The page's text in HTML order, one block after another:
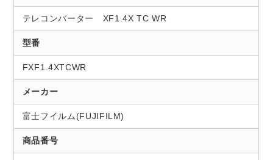
テレコンバーター XF1.4X TC WR
型番
FXF1.4XTCWR
メーカー
富士フイルム(FUJIFILM)
商品番号